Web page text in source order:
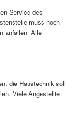
Service des
muss noch
anfallen. Alle
die Haustechnik soll
Viele Angestellte